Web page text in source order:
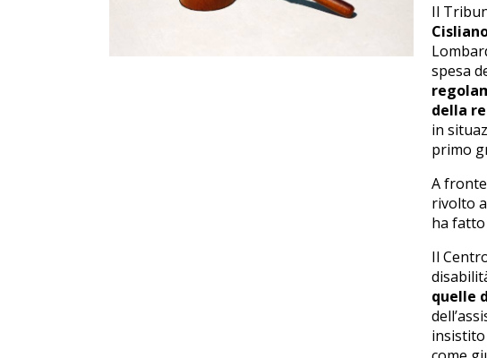
Il
spesa
della
in
primo
A
rivolto
ha fatto
Il
quelle